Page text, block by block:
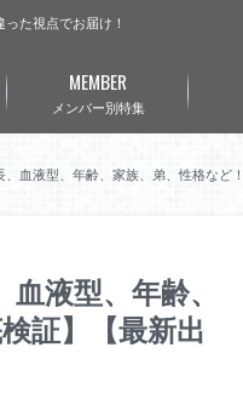
た視点でお届け！
メンバー別特集
MEMBER
血液型、年齢、家族、弟、性格など
液型、年齢、
証】【最新出